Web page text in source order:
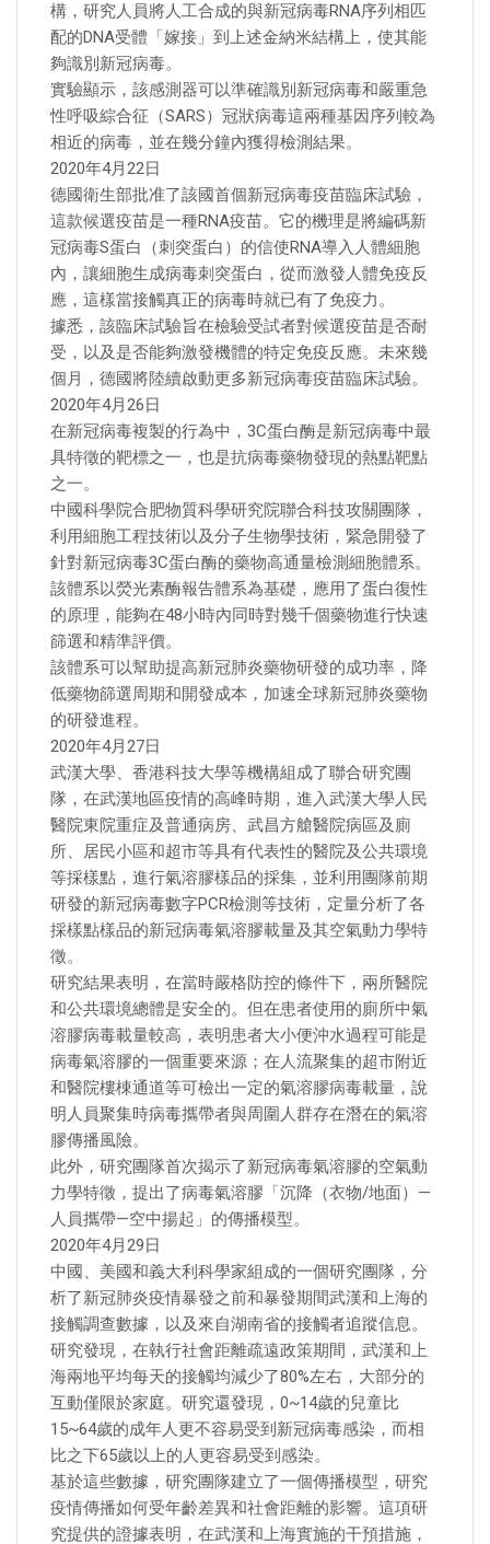
構，研究人員將人工合成的與新冠病毒RNA序列相匹
配的DNA受體「嫁接」到上述金納米結構上，使其能
夠識別新冠病毒。
實驗顯示，該感測器可以準確識別新冠病毒和嚴重急
性呼吸綜合征（SARS）冠狀病毒這兩種基因序列較為
相近的病毒，並在幾分鐘內獲得檢測結果。
2020年4月22日
德國衛生部批准了該國首個新冠病毒疫苗臨床試驗，
這款候選疫苗是一種RNA疫苗。它的機理是將編碼新
冠病毒S蛋白（刺突蛋白）的信使RNA導入人體細胞
內，讓細胞生成病毒刺突蛋白，從而激發人體免疫反
應，這樣當接觸真正的病毒時就已有了免疫力。
據悉，該臨床試驗旨在檢驗受試者對候選疫苗是否耐
受，以及是否能夠激發機體的特定免疫反應。未來幾
個月，德國將陸續啟動更多新冠病毒疫苗臨床試驗。
2020年4月26日
在新冠病毒複製的行為中，3C蛋白酶是新冠病毒中最
具特徵的靶標之一，也是抗病毒藥物發現的熱點靶點
之一。
中國科學院合肥物質科學研究院聯合科技攻關團隊，
利用細胞工程技術以及分子生物學技術，緊急開發了
針對新冠病毒3C蛋白酶的藥物高通量檢測細胞體系。
該體系以熒光素酶報告體系為基礎，應用了蛋白復性
的原理，能夠在48小時內同時對幾千個藥物進行快速
篩選和精準評價。
該體系可以幫助提高新冠肺炎藥物研發的成功率，降
低藥物篩選周期和開發成本，加速全球新冠肺炎藥物
的研發進程。
2020年4月27日
武漢大學、香港科技大學等機構組成了聯合研究團
隊，在武漢地區疫情的高峰時期，進入武漢大學人民
醫院東院重症及普通病房、武昌方艙醫院病區及廁
所、居民小區和超市等具有代表性的醫院及公共環境
等採樣點，進行氣溶膠樣品的採集，並利用團隊前期
研發的新冠病毒數字PCR檢測等技術，定量分析了各
採樣點樣品的新冠病毒氣溶膠載量及其空氣動力學特
徵。
研究結果表明，在當時嚴格防控的條件下，兩所醫院
和公共環境總體是安全的。但在患者使用的廁所中氣
溶膠病毒載量較高，表明患者大小便沖水過程可能是
病毒氣溶膠的一個重要來源；在人流聚集的超市附近
和醫院樓棟通道等可檢出一定的氣溶膠病毒載量，說
明人員聚集時病毒攜帶者與周圍人群存在潛在的氣溶
膠傳播風險。
此外，研究團隊首次揭示了新冠病毒氣溶膠的空氣動
力學特徵，提出了病毒氣溶膠「沉降（衣物/地面）—
人員攜帶—空中揚起」的傳播模型。
2020年4月29日
中國、美國和義大利科學家組成的一個研究團隊，分
析了新冠肺炎疫情暴發之前和暴發期間武漢和上海的
接觸調查數據，以及來自湖南省的接觸者追蹤信息。
研究發現，在執行社會距離疏遠政策期間，武漢和上
海兩地平均每天的接觸均減少了80%左右，大部分的
互動僅限於家庭。研究還發現，0~14歲的兒童比
15~64歲的成年人更不容易受到新冠病毒感染，而相
比之下65歲以上的人更容易受到感染。
基於這些數據，研究團隊建立了一個傳播模型，研究
疫情傳播如何受年齡差異和社會距離的影響。這項研
究提供的證據表明，在武漢和上海實施的干預措施，